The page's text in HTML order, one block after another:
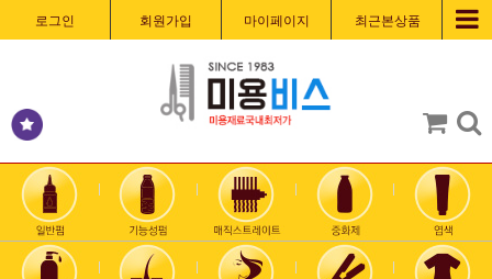
로그인 회원가입 마이페이지 최근본상품